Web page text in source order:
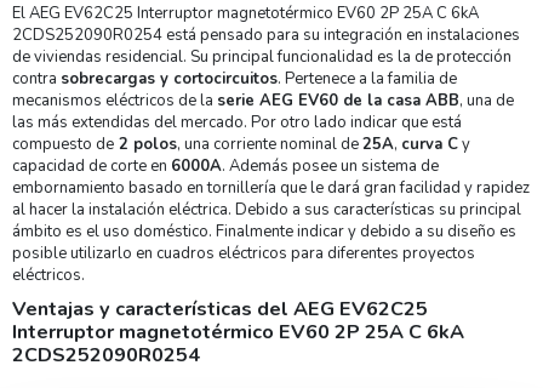
El AEG EV62C25 Interruptor magnetotérmico EV60 2P 25A C 6kA
2CDS252090R0254 está pensado para su integración en instalaciones
de viviendas residencial. Su principal funcionalidad es la de protección
contra sobrecargas y cortocircuitos. Pertenece a la familia de
mecanismos eléctricos de la serie AEG EV60 de la casa ABB, una de
las más extendidas del mercado. Por otro lado indicar que está
compuesto de2 polos, una corriente nominal de25A, curva Cy
capacidad de corte en 6000A. Además posee un sistema de
embornamiento basado en tornillería que le dará gran facilidad y rapidez
al hacer la instalación eléctrica. Debido a sus características su principal
ámbito es el uso doméstico. Finalmente indicar y debido a su diseño es
posible utilizarlo en cuadros eléctricos para diferentes proyectos
eléctricos.
Ventajas y características del AEG EV62C25
Interruptor magnetotérmico EV60 2P 25A C 6kA
2CDS252090R0254